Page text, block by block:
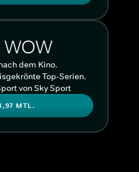
dem Kino.
Top-Serien.
von Sky Sport
MTL.